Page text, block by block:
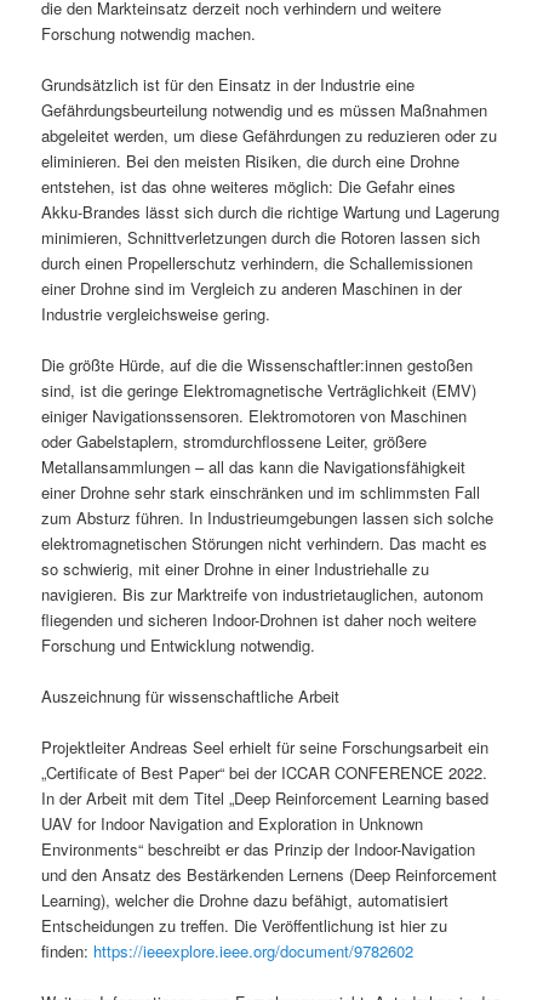
die den Markteinsatz derzeit noch verhindern und weitere
Forschung notwendig machen.
Grundsätzlich ist für den Einsatz in der Industrie eine
Gefährdungsbeurteilung notwendig und es müssen Maßnahmen
abgeleitet werden, um diese Gefährdungen zu reduzieren oder zu
eliminieren. Bei den meisten Risiken, die durch eine Drohne
entstehen, ist das ohne weiteres möglich: Die Gefahr eines
Akku-Brandes lässt sich durch die richtige Wartung und Lagerung
minimieren, Schnittverletzungen durch die Rotoren lassen sich
durch einen Propellerschutz verhindern, die Schallemissionen
einer Drohne sind im Vergleich zu anderen Maschinen in der
Industrie vergleichsweise gering.
Die größte Hürde, auf die die Wissenschaftler:innen gestoßen
sind, ist die geringe Elektromagnetische Verträglichkeit (EMV)
einiger Navigationssensoren. Elektromotoren von Maschinen
oder Gabelstaplern, stromdurchflossene Leiter, größere
Metallansammlungen – all das kann die Navigationsfähigkeit
einer Drohne sehr stark einschränken und im schlimmsten Fall
zum Absturz führen. In Industrieumgebungen lassen sich solche
elektromagnetischen Störungen nicht verhindern. Das macht es
so schwierig, mit einer Drohne in einer Industriehalle zu
navigieren. Bis zur Marktreife von industrietauglichen, autonom
fliegenden und sicheren Indoor-Drohnen ist daher noch weitere
Forschung und Entwicklung notwendig.
Auszeichnung für wissenschaftliche Arbeit
Projektleiter Andreas Seel erhielt für seine Forschungsarbeit ein
„Certificate of Best Paper“ bei der ICCAR CONFERENCE 2022.
In der Arbeit mit dem Titel „Deep Reinforcement Learning based
UAV for Indoor Navigation and Exploration in Unknown
Environments“ beschreibt er das Prinzip der Indoor-Navigation
und den Ansatz des Bestärkenden Lernens (Deep Reinforcement
Learning), welcher die Drohne dazu befähigt, automatisiert
Entscheidungen zu treffen. Die Veröffentlichung ist hier zu
finden: https://ieeexplore.ieee.org/document/9782602